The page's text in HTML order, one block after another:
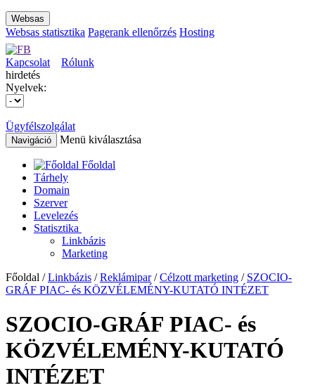
Websas
Websas statisztika Pagerank ellenőrzés Hosting
Kapcsolat
Rólunk
hirdetés
Nyelvek:
Ügyfélszolgálat
Navigáció Menü kiválasztása
Főoldal
Tárhely
Domain
Szerver
Levelezés
Statisztika
Linkbázis
Marketing
Főoldal /Linkbázis /Reklámipar/Célzott marketing / SZOCIO-
GRÁF PIAC- és KÖZVÉLEMÉNY-KUTATÓ INTÉZET
SZOCIO-GRÁF PIAC- és
KÖZVÉLEMÉNY-KUTATÓ
INTÉZET